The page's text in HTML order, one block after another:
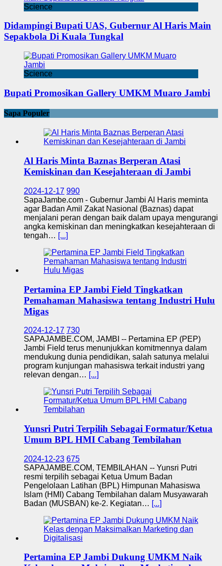
Science
Didampingi Bupati UAS, Gubernur Al Haris Main
Sepakbola Di Kuala Tungkal
Science
Bupati Promosikan Gallery UMKM Muaro Jambi
Sapa Populer
Al Haris Minta Baznas Berperan Atasi
Kemiskinan dan Kesejahteraan di Jambi
2024-12-17 990
SapaJambe.com - Gubernur Jambi Al Haris meminta
agar Badan Amil Zakat Nasional (Baznas) dapat
menjalani peran dengan baik dalam upaya mengurangi
angka kemiskinan dan meningkatkan kesejahteraan di
tengah… [...]
Pertamina EP Jambi Field Tingkatkan
Pemahaman Mahasiswa tentang Industri Hulu
Migas
2024-12-17 730
SAPAJAMBE.COM, JAMBI -- Pertamina EP (PEP)
Jambi Field terus menunjukkan komitmennya dalam
mendukung dunia pendidikan, salah satunya melalui
program kunjungan mahasiswa terkait industri yang
relevan dengan… [...]
Yunsri Putri Terpilih Sebagai Formatur/Ketua
Umum BPL HMI Cabang Tembilahan
2024-12-23 675
SAPAJAMBE.COM, TEMBILAHAN -- Yunsri Putri
resmi terpilih sebagai Ketua Umum Badan
Pengelolaan Latihan (BPL) Himpunan Mahasiswa
Islam (HMI) Cabang Tembilahan dalam Musyawarah
Badan (MUSBAN) ke-2. Kegiatan… [...]
Pertamina EP Jambi Dukung UMKM Naik